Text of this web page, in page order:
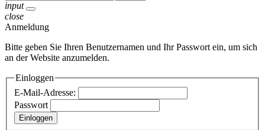
input
close
Anmeldung
Bitte geben Sie Ihren Benutzernamen und Ihr Passwort ein, um sich
an der Website anzumelden.
Einloggen
E-Mail-Adresse:
Passwort